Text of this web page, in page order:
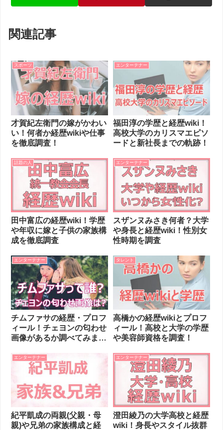
関連記事
スポーツ
才賀紀左衛門の嫁がかわい
い！何者か経歴wikiや仕事
を徹底調査！
エンターテナー
福田淳の学歴と経歴wiki！
高校大学のカリスマエピソ
ードと新社長までの軌跡！
話題の人
田中富広の経歴wiki！学歴
や年収に嫁と子供の家族構
成を徹底調査
エンターテナー
スザンヌみさき何者？大学
や身長と経歴wiki！性別女
性時期を調査
エンターテナー
チムファサの経歴・プロフ
ィール！チェヨンの匂わせ
画像があるか調べてみまし
タレント
高橋かの経歴wikiとプロフ
ィール！高校と大学の学歴
や美容師資格を調査！
エンターテナー
紀平凱成の両親(父親・母
親)や兄弟の家族構成と経
エンターテナー
澄田綾乃の大学高校と経歴
wiki！身長やスタイル抜群